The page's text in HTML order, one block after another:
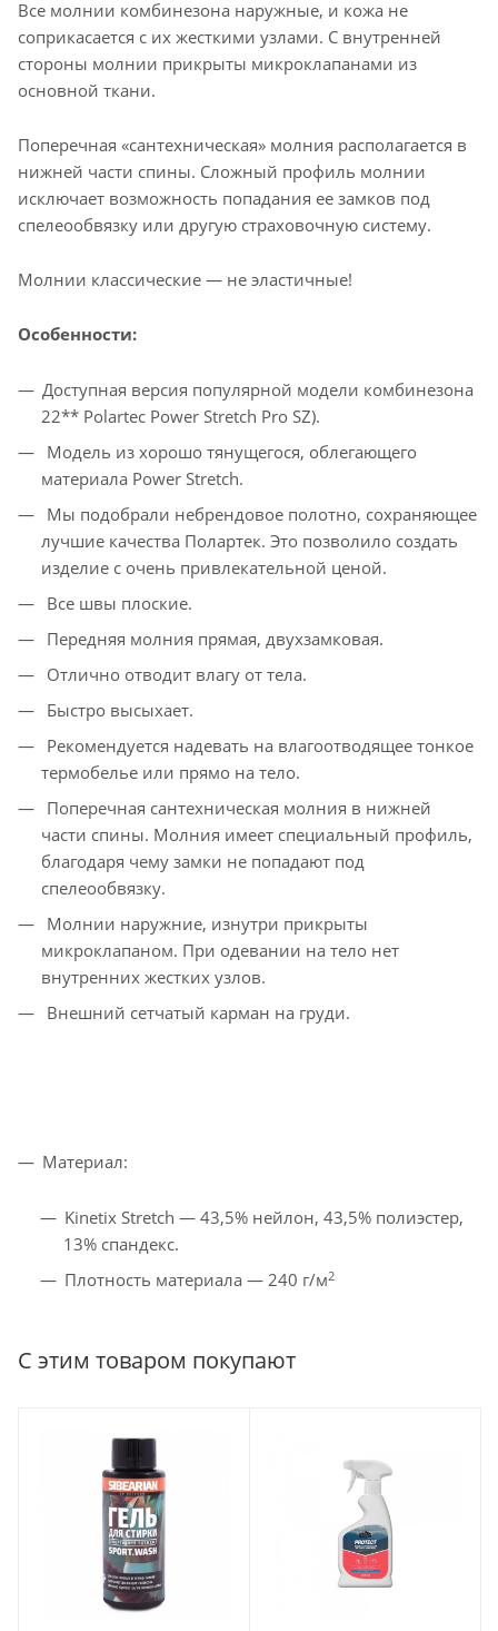
Все молнии комбинезона наружные, и кожа не
соприкасается с их жесткими узлами. С внутренней
стороны молнии прикрыты микроклапанами из
основной ткани.
Поперечная «сантехническая» молния располагается в
нижней части спины. Сложный профиль молнии
исключает возможность попадания ее замков под
спелеообвязку или другую страховочную систему.
Молнии классические — не эластичные!
Особенности:
Доступная версия популярной модели комбинезона
22** Polartec Power Stretch Pro SZ).
Модель из хорошо тянущегося, облегающего
материала Power Stretch.
Мы подобрали небрендовое полотно, сохраняющее
лучшие качества Полартек. Это позволило создать
изделие с очень привлекательной ценой.
Все швы плоские.
Передняя молния прямая, двухзамковая.
Отлично отводит влагу от тела.
Быстро высыхает.
Рекомендуется надевать на влагоотводящее тонкое
термобелье или прямо на тело.
Поперечная сантехническая молния в нижней
части спины. Молния имеет специальный профиль,
благодаря чему замки не попадают под
спелеообвязку.
Молнии наружние, изнутри прикрыты
микроклапаном. При одевании на тело нет
внутренних жестких узлов.
Внешний сетчатый карман на груди.
Материал:
Kinetix Stretch — 43,5% нейлон, 43,5% полиэстер,
13% спандекс.
Плотность материала — 240 г/м2
С этим товаром покупают